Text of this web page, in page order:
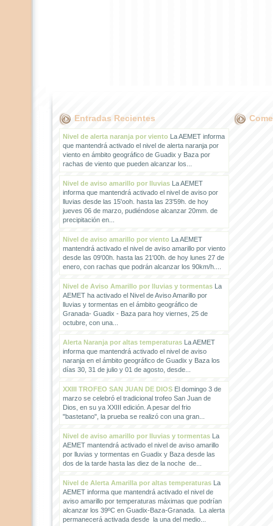
Entradas Recientes
Nivel de alerta naranja por vientoLa AEMET informa
que mantendrá activado el nivel de alerta naranja por
viento en ámbito geográfico de Guadix y Baza por
rachas de viento que pueden alcanzar los...
Nivel de aviso amarillo por lluviasLa AEMET
informa que mantendrá activado el nivel de aviso por
lluvias desde las 15'ooh. hasta las 23'59h. de hoy
jueves 06 de marzo, pudiéndose alcanzar 20mm. de
precipitación en...
Nivel de aviso amarillo por vientoLa AEMET
mantendrá activado el nivel de aviso amarillo por viento
desde las 09'00h. hasta las 21'00h. de hoy lunes 27 de
enero, con rachas que podrán alcanzar los 90km/h....
Nivel de Aviso Amarillo por lluvias y tormentasLa
AEMET ha activado el Nivel de Aviso Amarillo por
lluvias y tormentas en el ámbito geográfico de
Granada- Guadix - Baza para hoy viernes, 25 de
octubre, con una...
Alerta Naranja por altas temperaturasLa AEMET
informa que mantendrá activado el nivel de aviso
naranja en el ámbito geográfico de Guadix y Baza los
días 30, 31 de julio y 01 de agosto, desde...
XXIII TROFEO SAN JUAN DE DIOSEl domingo 3 de
marzo se celebró el tradicional trofeo San Juan de
Dios, en su ya XXIII edición. A pesar del frio
"bastetano", la prueba se realizó con una gran...
Nivel de aviso amarillo por lluvias y tormentasLa
AEMET mantendrá activado el nivel de aviso amarillo
por lluvias y tormentas en Guadix y Baza desde las
dos de la tarde hasta las diez de la noche de...
Nivel de Alerta Amarilla por altas temperaturasLa
AEMET informa que mantendrá activado el nivel de
aviso amarillo por temperaturas máximas que podrían
alcanzar los 39ºC en Guadix-Baza-Granada. La alerta
permanecerá activada desde la una del medio...